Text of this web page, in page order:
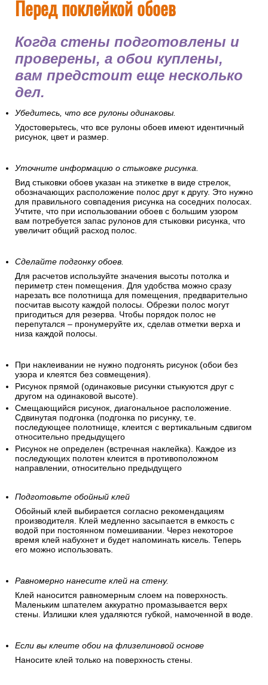
Перед поклейкой обоев
Когда стены подготовлены и
проверены, а обои куплены,
вам предстоит еще несколько
дел.
Убедитесь, что все рулоны одинаковы.
Удостоверьтесь, что все рулоны обоев имеют идентичный
рисунок, цвет и размер.
Уточните информацию о стыковке рисунка.
Вид стыковки обоев указан на этикетке в виде стрелок,
обозначающих расположение полос друг к другу. Это нужно
для правильного совпадения рисунка на соседних полосах.
Учтите, что при использовании обоев с большим узором
вам потребуется запас рулонов для стыковки рисунка, что
увеличит общий расход полос.
Сделайте подгонку обоев.
Для расчетов используйте значения высоты потолка и
периметр стен помещения. Для удобства можно сразу
нарезать все полотнища для помещения, предварительно
посчитав высоту каждой полосы. Обрезки полос могут
пригодиться для резерва. Чтобы порядок полос не
перепутался – пронумеруйте их, сделав отметки верха и
низа каждой полосы.
При наклеивании не нужно подгонять рисунок (обои без
узора и клеятся без совмещения).
Рисунок прямой (одинаковые рисунки стыкуются друг с
другом на одинаковой высоте).
Смещающийся рисунок, диагональное расположение.
Сдвинутая подгонка (подгонка по рисунку, т.е.
последующее полотнище, клеится с вертикальным сдвигом
относительно предыдущего
Рисунок не определен (встречная наклейка). Каждое из
последующих полотен клеится в противоположном
направлении, относительно предыдущего
Подготовьте обойный клей
Обойный клей выбирается согласно рекомендациям
производителя. Клей медленно засыпается в емкость с
водой при постоянном помешивании. Через некоторое
время клей набухнет и будет напоминать кисель. Теперь
его можно использовать.
Равномерно нанесите клей на стену.
Клей наносится равномерным слоем на поверхность.
Маленьким шпателем аккуратно промазывается верх
стены. Излишки клея удаляются губкой, намоченной в воде.
Если вы клеите обои на флизелиновой основе
Наносите клей только на поверхность стены.